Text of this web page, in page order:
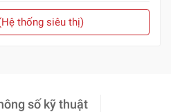
thống siêu thị)
số kỹ thuật